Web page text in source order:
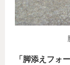
「脚添えフォ